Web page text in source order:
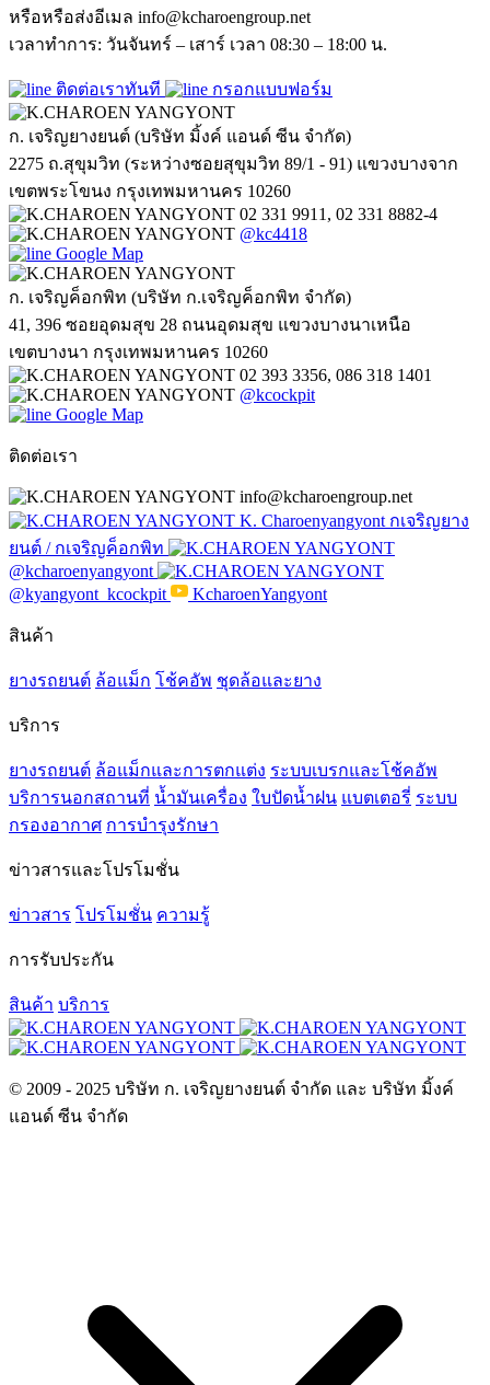
หรือหรือส่งอีเมล info@kcharoengroup.net
เวลาทำการ: วันจันทร์ – เสาร์ เวลา 08:30 – 18:00 น.
ติดต่อเราทันที กรอกแบบฟอร์ม
ก. เจริญยางยนต์ (บริษัท มิ้งค์ แอนด์ ซีน จำกัด)
2275 ถ.สุขุมวิท (ระหว่างซอยสุขุมวิท 89/1 - 91) แขวงบางจาก
เขตพระโขนง กรุงเทพมหานคร 10260
02 331 9911, 02 331 8882-4
@kc4418
Google Map
ก. เจริญค็อกพิท (บริษัท ก.เจริญค็อกพิท จำกัด)
41, 396 ซอยอุดมสุข 28 ถนนอุดมสุข แขวงบางนาเหนือ
เขตบางนา กรุงเทพมหานคร 10260
02 393 3356, 086 318 1401
@kcockpit
Google Map
ติดต่อเรา
info@kcharoengroup.net
K. Charoenyangyont กเจริญยาง
ยนต์ / กเจริญค็อกพิท
@kcharoenyangyont
@kyangyont_kcockpit
KcharoenYangyont
สินค้า
ยางรถยนต์ ล้อแม็ก โช้คอัพ ชุดล้อและยาง
บริการ
ยางรถยนต์ ล้อแม็กและการตกแต่ง ระบบเบรกและโช้คอัพ
บริการนอกสถานที่ น้ำมันเครื่อง ใบปัดน้ำฝน แบตเตอรี่ ระบบ
กรองอากาศ การบำรุงรักษา
ข่าวสารและโปรโมชั่น
ข่าวสาร โปรโมชั่น ความรู้
การรับประกัน
สินค้า บริการ
© 2009 - 2025 บริษัท ก. เจริญยางยนต์ จำกัด และ บริษัท มิ้งค์
แอนด์ ซีน จำกัด